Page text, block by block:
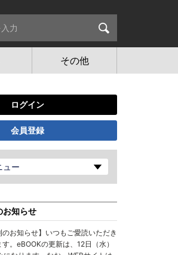
その他
ログイン
会員登録
ュー
お知らせ
のお知らせ】いつもご愛読いただき
。eBOOKの更新は、12日（水）